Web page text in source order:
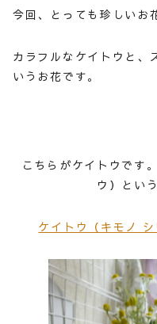
今回、とっても珍しいお
カラフルなケイトウと、
いうお花です。
こちらがケイトウです
ウ）とい
ケイトウ（キモノ